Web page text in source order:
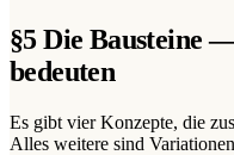
§5 Die Bausteine
bedeuten
Es gibt vier Konzepte, die
Alles weitere sind